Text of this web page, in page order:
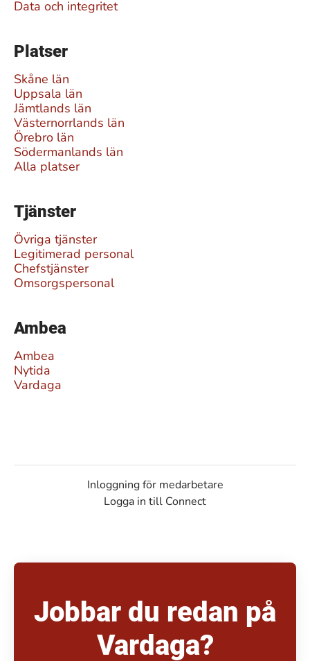
Data och integritet
Platser
Skåne län
Uppsala län
Jämtlands län
Västernorrlands län
Örebro län
Södermanlands län
Alla platser
Tjänster
Övriga tjänster
Legitimerad personal
Chefstjänster
Omsorgspersonal
Ambea
Ambea
Nytida
Vardaga
Inloggning för medarbetare
Logga in till Connect
Jobbar du redan på
Vardaga?